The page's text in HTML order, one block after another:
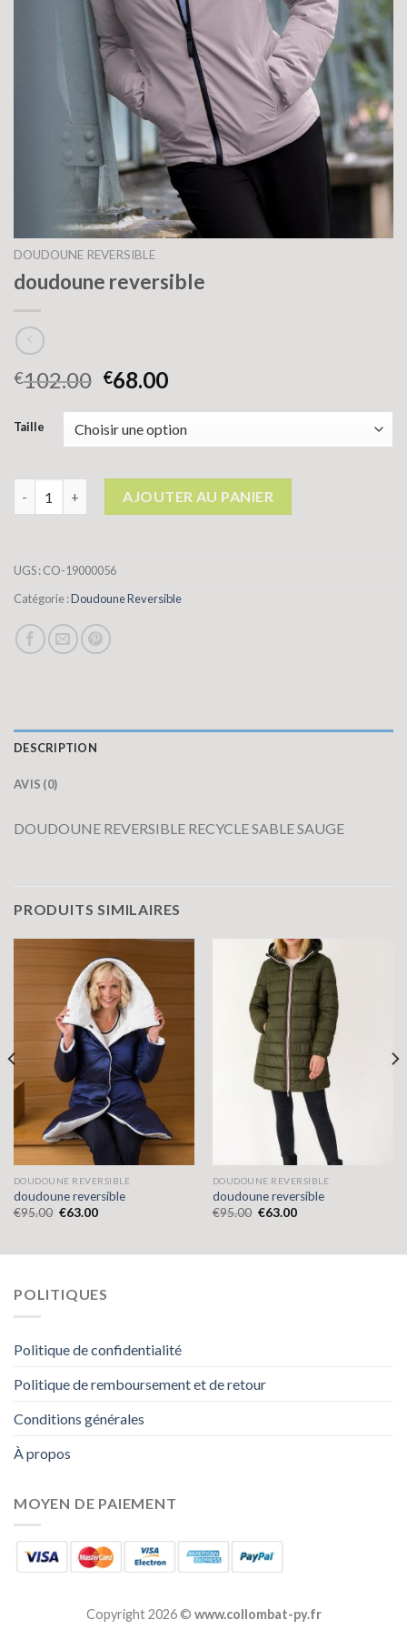
DOUDOUNE REVERSIBLE
doudoune reversible
€102.00 €68.00
Taille
AJOUTER AU PANIER
UGS :CO-19000056
Catégorie :Doudoune Reversible
DESCRIPTION
AVIS (0)
DOUDOUNE REVERSIBLE RECYCLE SABLE SAUGE
PRODUITS SIMILAIRES
DOUDOUNE REVERSIBLE
doudoune reversible
€95.00 €63.00
DOUDOUNE REVERSIBLE
doudoune reversible
€95.00 €63.00
POLITIQUES
Politique de confidentialité
Politique de remboursement et de retour
Conditions générales
À propos
MOYEN DE PAIEMENT
Copyright 2026 © www.collombat-py.fr